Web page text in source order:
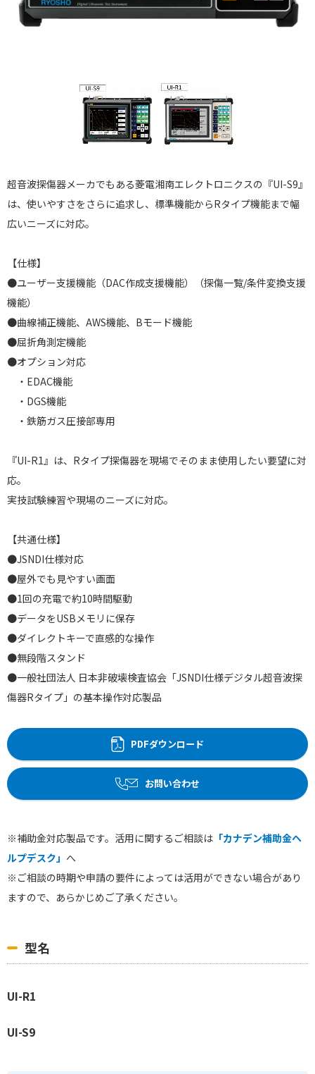
超音波探傷器メーカでもある菱電湘南エレクトロニクスの『UI-S9』
は、使いやすさをさらに追求し、標準機能からRタイプ機能まで幅
広いニーズに対応。
【仕様】
●ユーザー支援機能（DAC作成支援機能）（探傷一覧/条件変換支援
機能）
●曲線補正機能、AWS機能、Bモード機能
●屈折角測定機能
●オプション対応
・EDAC機能
・DGS機能
・鉄筋ガス圧接部専用
『UI-R1』は、Rタイプ探傷器を現場でそのまま使用したい要望に対
応。
実技試験練習や現場のニーズに対応。
【共通仕様】
●JSNDI仕様対応
●屋外でも見やすい画面
●1回の充電で約10時間駆動
●データをUSBメモリに保存
●ダイレクトキーで直感的な操作
●無段階スタンド
●一般社団法人 日本非破壊検査協会「JSNDI仕様デジタル超音波探
傷器Rタイプ」の基本操作対応製品
PDFダウンロード
お問い合わせ
※補助金対応製品です。活用に関するご相談は 「カナデン補助金ヘ
ルプデスク」 へ
※ご相談の時期や申請の要件によっては活用ができない場合があり
ますので、あらかじめご了承ください。
型名
UI-R1
UI-S9